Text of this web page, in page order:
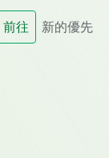
前往 新的優先